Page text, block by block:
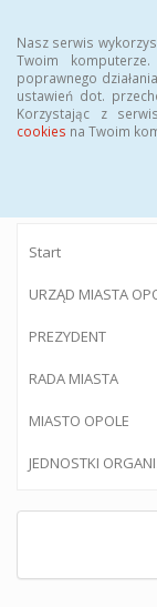
Nasz serwis
Twoim
poprawnego
ustawień dot.
Korzystając z
cookies na Twoim
Start
URZĄD MIASTA
PREZYDENT
RADA MIASTA
MIASTO OPOLE
JEDNOSTKI